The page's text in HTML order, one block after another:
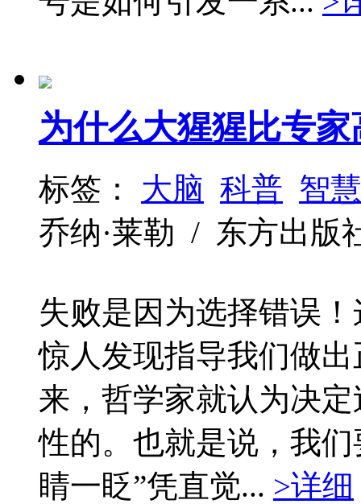
为什么大猩猩比专家
标签： 大脑 科普 智慧
乔纳·莱勒 / 东方出版
失败是因为选择错误
惊人发现指导我们做
来，哲学家就认为决
性的。也就是说，我
睛一眨”凭直觉... >详细